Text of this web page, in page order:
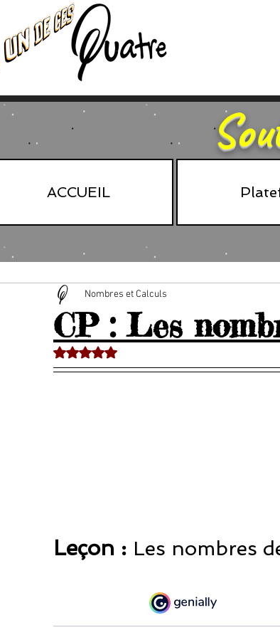
ACCUEIL
CP : Les
Nombres et Calculs
Noté NaN étoiles sur 5.
Leçon : Les nombres